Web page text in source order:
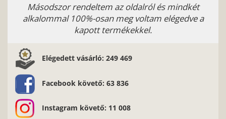
Másodszor rendeltem az oldalról és mindkét
alkalommal 100%-osan meg voltam elégedve a
kapott termékekkel.
Elégedett vásárló: 249 469
Facebook követő: 63 836
Instagram követő: 11 008